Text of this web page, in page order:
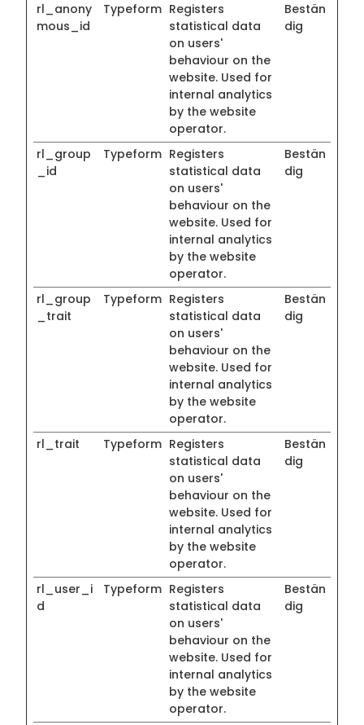
rl_anony
mous_id
Typeform Registers
statistical data
on users'
behaviour on the
website. Used for
internal analytics
by the website
operator.
Bestän
dig
rl_group
_id
Typeform Registers
statistical data
on users'
behaviour on the
website. Used for
internal analytics
by the website
operator.
Bestän
dig
rl_group
_trait
Typeform Registers
statistical data
on users'
behaviour on the
website. Used for
internal analytics
by the website
operator.
Bestän
dig
rl_trait Typeform Registers
statistical data
on users'
behaviour on the
website. Used for
internal analytics
by the website
operator.
Bestän
dig
rl_user_i
d
Typeform Registers
statistical data
on users'
behaviour on the
website. Used for
internal analytics
by the website
operator.
Bestän
dig